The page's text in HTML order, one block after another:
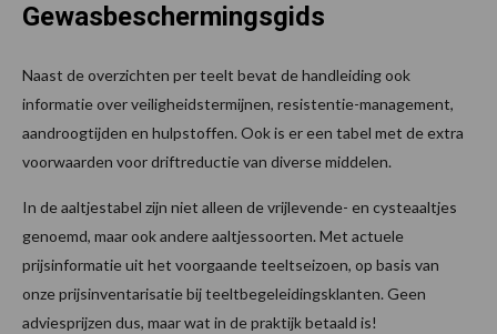
Gewasbeschermingsgids
Naast de overzichten per teelt bevat de handleiding ook
informatie over veiligheidstermijnen, resistentie-management,
aandroogtijden en hulpstoffen. Ook is er een tabel met de extra
voorwaarden voor driftreductie van diverse middelen.
In de aaltjestabel zijn niet alleen de vrijlevende- en cysteaaltjes
genoemd, maar ook andere aaltjessoorten. Met actuele
prijsinformatie uit het voorgaande teeltseizoen, op basis van
onze prijsinventarisatie bij teeltbegeleidingsklanten. Geen
adviesprijzen dus, maar wat in de praktijk betaald is!